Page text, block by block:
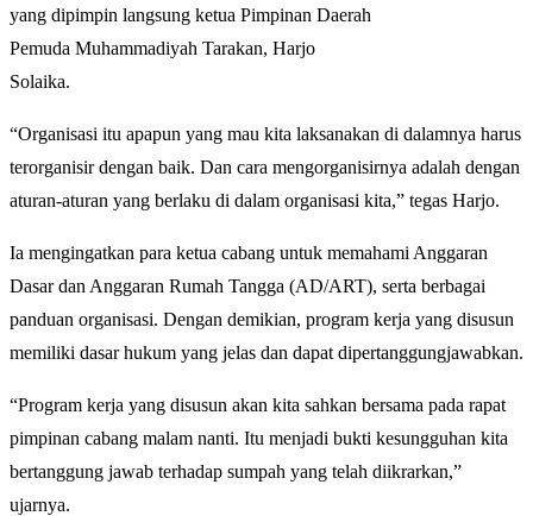
yang dipimpin langsung ketua Pimpinan Daerah
Pemuda Muhammadiyah Tarakan, Harjo
Solaika.
“Organisasi itu apapun yang mau kita laksanakan di dalamnya harus
terorganisir dengan baik. Dan cara mengorganisirnya adalah dengan
aturan-aturan yang berlaku di dalam organisasi kita,” tegas Harjo.
Ia mengingatkan para ketua cabang untuk memahami Anggaran
Dasar dan Anggaran Rumah Tangga (AD/ART), serta berbagai
panduan organisasi. Dengan demikian, program kerja yang disusun
memiliki dasar hukum yang jelas dan dapat dipertanggungjawabkan.
“Program kerja yang disusun akan kita sahkan bersama pada rapat
pimpinan cabang malam nanti. Itu menjadi bukti kesungguhan kita
bertanggung jawab terhadap sumpah yang telah diikrarkan,”
ujarnya.